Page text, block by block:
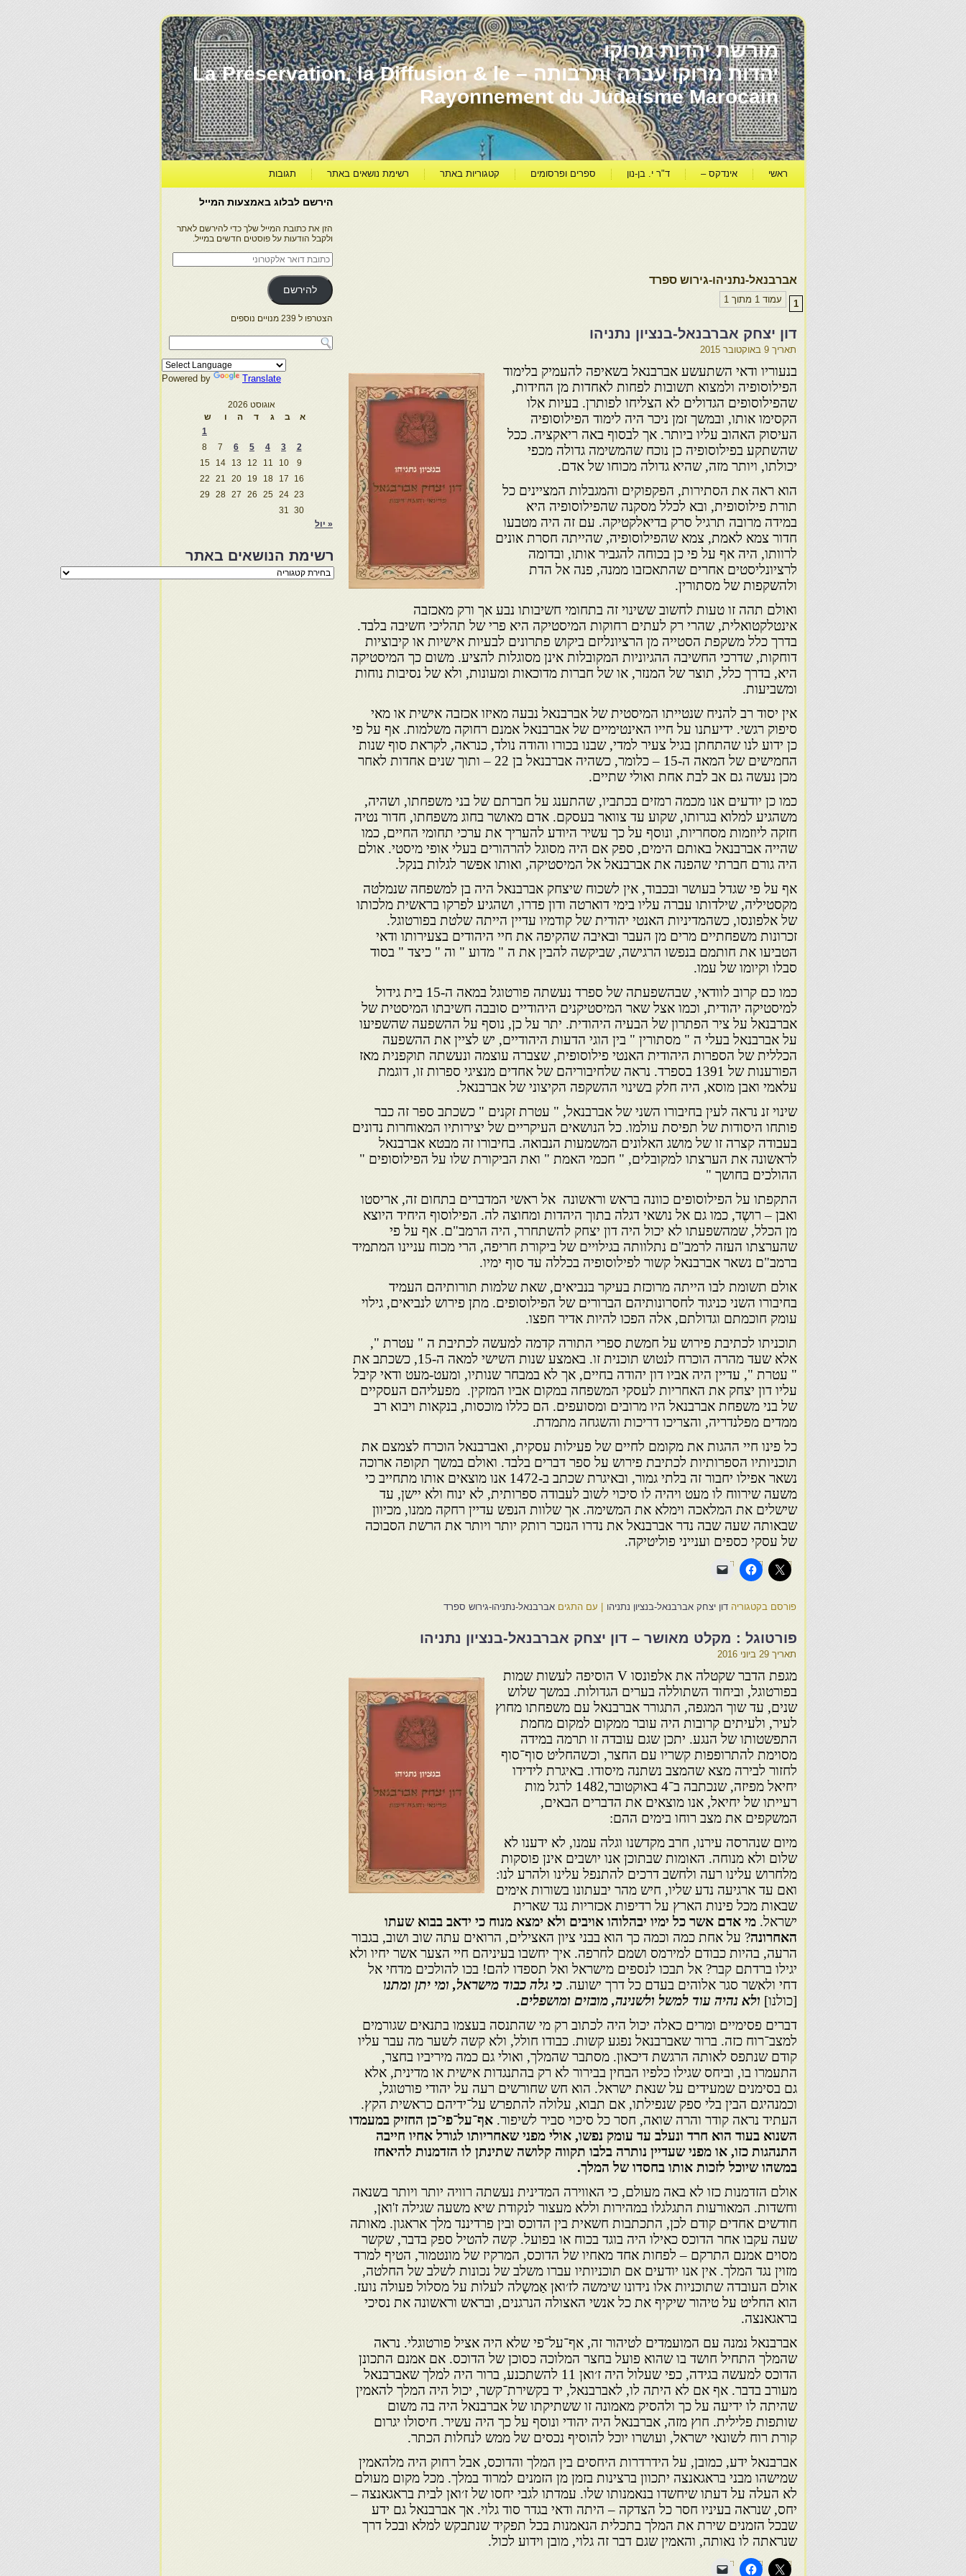
מורשת יהדות מרוקו
יהדות מרוקו עברה ותרבותה – La Préservation, la Diffusion & le
Rayonnement du Judaïsme Marocain
ראשי אינדקס – ד"ר י. בן-נון ספרים ופרסומים קטגוריות באתר רשימת נושאים באתר תגובות
אברבנאל-נתניהו-גירוש ספרד
עמוד 1 מתוך 1 1
דון יצחק אברבנאל-בנציון נתניהו
תאריך 9 באוקטובר 2015
בנעוריו ודאי השתעשע אברבנאל בשאיפה להעמיק בלימוד
הפילוסופיה ולמצוא תשובות לפחות לאחדות מן החידות,
שהפילוסופים הגדולים לא הצליחו לפותרן. בעיות אלו
הקסימו אותו, ובמשך זמן ניכר היה לימוד הפילוסופיה
העיסוק האהוב עליו ביותר. אך לבסוף באה ריאקציה. ככל
שהשתקע בפילוסופיה כן נוכח שהמשימה גדולה מכפי
יכולתו, ויותר מזה, שהיא גדולה מכוחו של אדם.
הוא ראה את הסתירות, הפקפוקים והמגבלות המציינים כל
תורת פילוסופית, ובא לכלל מסקנה שהפילוסופיה היא
במידה מרובה תרגיל סרק בדיאלקטיקה. עם זה היה מטבעו
חדור צמא לאמת, צמא שהפילוסופיה, שהייתה חסרת אונים
לרוותו, היה אף על פי כן בכוחה להגביר אותו, ובדומה
לרציונליסטים אחרים שהתאכזבו ממנה, פנה אל הדת
ולהשקפות של מסתורין.
ואולם תהה זו טעות לחשוב ששינוי זה בתחומי חשיבותו נבע אך ורק מאכזבה
אינטלקטואלית, שהרי רק לעתים רחוקות המיסטיקה היא פרי של תהליכי חשיבה בלבד.
בדרך כלל משקפת הסטייה מן הרציונליזם ביקוש פתרונים לבעיות אישיות או קיבוציות
דוחקות, שדרכי החשיבה ההגיוניות המקובלות אינן מסוגלות להציע. משום כך המיסטיקה
היא, בדרך כלל, תוצר של המנזר, או של חברות מדוכאות ומעונות, ולא של נסיבות נוחות
ומשביעות.
אין יסוד רב להניח שנטייתו המיסטית של אברבנאל נבעה מאיזו אכזבה אישית או מאי
סיפוק רגשי. ידיעתנו על חייו האינטימיים של אברבנאל אמנם רחוקה משלמות. אף על פי
כן ידוע לנו שהתחתן בגיל צעיר למדי, שבנו בכורו והודה נולד, כנראה, לקראת סוף שנות
החמישים של המאה ה-15 – כלומר, כשהיה אברבנאל בן 22 – ותוך שנים אחדות לאחר
מכן נעשה גם אב לבת אחת ואולי שתיים.
כמו כן יודעים אנו מכמה רמזים בכתביו, שהתענג על חברתם של בני משפחתו, ושהיה,
משהגיע למלוא בגרותו, שקוע עד צוואר בעסקם. אדם מאושר בחוג משפחתו, חדור נטיה
חזקה ליוזמות מסחריות, ונוסף על כך עשיר היודע להעריך את ערכי תחומי החיים, כמו
שהייה אברבנאל באותם הימים, ספק אם היה מסוגל להרהורים בעלי אופי מיסטי. אולם
היה גורם חברתי שהפנה את אברבנאל אל המיסטיקה, ואותו אפשר לגלות בנקל.
אף על פי שגדל בעושר ובכבוד, אין לשכוח שיצחק אברבנאל היה בן למשפחה שנמלטה
מקסטיליה, שילדותו עברה עליו בימי דוארטה ודון פדרו, ושהגיע לפרקו בראשית מלכותו
של אלפונסו, כשהמדיניות האנטי יהודית של קודמיו עדיין הייתה שלטת בפורטוגל.
זכרונות משפחתיים מרים מן העבר ובאיבה שהקיפה את חיי היהודים בצעירותו ודאי
הטביעו את חותמם בנפשו הרגישה, שביקשה להבין את ה " מדוע " וה " כיצד " בסוד
סבלו וקיומו של עמו.
כמו כם קרוב לוודאי, שבהשפעתה של ספרד נעשתה פורטוגל במאה ה-15 בית גידול
למיסטיקה יהודית, וכמו אצל שאר המיסטיקנים היהודיים סובבה חשיבתו המיסטית של
אברבנאל על ציר הפתרון של הבעיה היהודית. יתר על כן, נוסף על ההשפעה שהשפיעו
על אברבנאל בעלי ה " מסתורין " בין הוגי הדעות היהודיים, יש לציין את ההשפעה
הכללית של הספרות היהודית האנטי פילוסופית, שצברה עוצמה ונעשתה תוקפנית מאז
הפורענות של 1391 בספרד. נראה שלחיבוריהם של אחדים מנציגי ספרות זו, דוגמת
עלאמי ואבן מוסא, היה חלק בשינוי ההשקפה הקיצוני של אברבנאל.
שינוי זנ נראה לעין בחיבורו השני של אברבנאל, " עטרת זקנים " כשכתב ספר זה כבר
פותחו היסודות של תפיסת עולמו. כל הנושאים העיקריים של יצירותיו המאוחרות נדונים
בעבודה קצרה זו של מושג האלונים המשמעות הנבואה. בחיבורו זה מבטא אברבנאל
לראשונה את הערצתו למקובלים, " חכמי האמת " ואת הביקורת שלו על הפילוסופים "
ההולכים בחושך "
התקפתו על הפילוסופים כוונה בראש וראשונה אל ראשי המדברים בתחום זה, אריסטו
ואבן – רושֶד, כמו גם אל נושאי דגלה בתוך היהדות ומחוצה לה. הפילוסוף היחיד היוצא
מן הכלל, שמהשפעתו לא יכול היה דון יצחק להשתחרר, היה הרמב"ם. אף על פי
שהערצתו העזה לרמב"ם נתלוותה בגילויים של ביקורת חריפה, הרי מכוח עניינו המתמיד
ברמב"ם נשאר אברבנאל קשור לפילוסופיה בכללה עד סוף ימיו.
אולם תשומת לבו הייתה מרוכזת בעיקר בנביאים, שאת שלמות תורותיהם העמיד
בחיבורו השני כניגוד לחסרונותיהם הברורים של הפילוסופים. מתן פירוש לנביאים, גילוי
עומק חוכמתם וגדולתם, אלה הפכו להיות אדיר חפצו.
תוכניתו לכתיבת פירוש על חמשת ספרי התורה קדמה למעשה לכתיבת ה " עטרת ",
אלא שעד מהרה הוכרח לנטוש תוכנית זו. באמצע שנות השישי למאה ה-15, כשכתב את
" עטרת ", עדיין היה אביו דון יהודה בחיים, אך לא במבחר שנותיו, ומעט-מעט ודאי קיבל
עליו דון יצחק את האחריות לעסקי המשפחה במקום אביו המזקין. מפעליהם העסקיים
של בני משפחת אברבנאל היו מרובים ומסועפים. הם כללו מוכסות, בנקאות ויבוא רב
ממדים מפלנדריה, והצריכו דריכות והשגחה מתמדת.
כל פינו חיי ההגות את מקומם לחיים של פעילות עסקית, ואברבנאל הוכרח לצמצם את
תוכניותיו הספרותיות לכתיבת פירוש על ספר דברים בלבד. ואולם במשך תקופה ארוכה
נשאר אפילו יחבור זה בלתי גמור, ובאיגרת שכתב ב-1472 אנו מוצאים אותו מתחייב כי
משעה שירווח לו מעט ויהיה לו סיכוי לשוב לעבודה ספרותית, לא ינוח ולא יישן, עד
שישלים את המלאכה וימלא את המשימה. אך שלוות הנפש עדיין רחקה ממנו, מכיוון
שבאותה שעה שבה נדר אברבנאל את נדרו הנזכר רותק יותר ויותר את הרשת הסבוכה
של עסקי כספים וענייני פוליטיקה.
פורסם בקטגוריה דון יצחק אברבנאל-בנציון נתניהו עם התגים אברבנאל-נתניהו-גירוש ספרד
פורטוגל : מקלט מאושר – דון יצחק אברבנאל-בנציון נתניהו
תאריך 29 ביוני 2016
מגפת הדבר שקטלה את אלפונסו V הוסיפה לעשות שמות
בפורטוגל, וביחוד השתוללה בערים הגדולות. במשך שלוש
שנים, עד שוך המגפה, התגורר אברבנאל עם משפחתו מחוץ
לעיר, ולעיתים קרובות היה עובר ממקום למקום מחמת
התפשטותו של הנגע. יתכן שגם עובדה זו תרמה במידה
מסוימת להתרופפות קשריו עם החצר, וכשהחליט סוף־סוף
לחזור לבירה מצא שהמצב נשתנה מיסודו. באיגרת לידידו
יחיאל מפיזה, שנכתבה ב־4 באוקטובר,1482 לרגל מות
רעייתו של יחיאל, אנו מוצאים את הדברים הבאים,
המשקפים את מצב רוחו בימים ההם:
מיום שנהרסה עירנו, חרב מקדשנו וגלה עמנו, לא ידענו לא
שלום ולא מנוחה. האומות שבתוכן אנו יושבים אינן פוסקות
מלחרוש עלינו רעה ולחשב דרכים להתנפל עלינו ולהרע לנו:
ואם עד ארגיעה נדע שליו, חיש מהר יבעתונו בשורות אימים
שבאות מכל פינות הארץ על רדיפות אכזריות נגד שארית
ישראל. מי אדם אשר כל ימיו יבהלוהו אויבים ולא ימצא מנוח כי ידאב בבוא שעתו
האחרונה? על אחת כמה וכמה כך הוא בבני ציון האצילים, הרואים עתה שוב ושוב, בגבור
הרעה, בהיות כבודם למירמס ושמם לחרפה. איך יחשבו בעיניהם חיי הצער אשר יחיו ולא
יגילו ברדתם קבר? אל תבכו לנספים מישראל ואל תספדו להם! בכו להולכים מדחי אל
דחי ולאשר סגר אלוהים בעדם כל דרך ישועה. כי גלה כבוד מישראל, ומי יתן ומתנו
[כולנו] ולא נהיה עוד למשל ולשנינה, מובזים ומושפלים.
דברים פסימיים ומרים כאלה יכול היה לכתוב רק מי שהתנסה בעצמו בתנאים שגורמים
למצב־רוח כזה. ברור שאברבנאל נפגע קשות. כבודו חולל, ולא קשה לשער מה עבר עליו
קודם שנתפס לאותה הרגשת דיכאון. מסתבר שהמלך, ואולי גם כמה מיריביו בחצר,
התעמרו בו, וביחס שגילו כלפיו הבחין בבירור לא רק בהתנגדות אישית או מדינית, אלא
גם בסימנים שמעידים על שנאת ישראל. הוא חש שחורשים רעה על יהודי פורטוגל,
וכמנהיגם הבין בלי ספק שנפילתו, אם תבוא, עלולה להתפרש על־ידיהם כראשית הקץ.
העתיד נראה קודר והרה שואה, חסר כל סיכוי סביר לשיפור. אף־על־פי־כן החזיק במעמדו
השנוא בעוד הוא חרד ונעלב עד עומק נפשו, אולי מפני שאחריותו לגורל אחיו חייבה
התנהגות כזו, או מפני שעדיין נותרה בלבו תקווה קלושה שתינתן לו הזדמנות להיאחז
במשהו שיוכל לזכות אותו בחסדו של המלך.
אולם הזדמנות כזו לא באה מעולם, כי האווירה המדינית נעשתה רוויה יותר ויותר בשנאה
וחשדות. המאורעות התגלגלו במהירות וללא מעצור לנקודת שיא משעה שגילה ז'ואן,
חודשים אחדים קודם לכן, התכתבות חשאית בין הדוכס ובין פרדיננד מלך אראגון. מאותה
שעה עקבו אחר הדוכס כאילו היה בוגד בכוח או בפועל. קשה להטיל ספק בדבר, שקשר
מסוים אמנם התרקם – לפחות אחד מאחיו של הדוכס, המרקיז של מונטמור, הטיף למרד
מזוין נגד המלך. אין אנו יודעים אם תוכניותיו עברו משלב של נכונות לשלב של החלטה,
אולם העובדה שתוכניות אלו נידונו שימשה לז׳ואן אַמשָלה לעלות על מסלול פעולה נועז.
הוא החליט על טיהור שיקיף את כל אנשי האצולה הנרגנים, ובראש וראשונה את נסיכי
בראגאנצה.
אברבנאל נמנה עם המועמדים לטיהור זה, אף־על־פי שלא היה אציל פורטוגלי. נראה
שהמלך התחיל חושד בו שהוא פועל בחצר המלוכה כסוכן של הדוכס. אם אמנם התכונן
הדוכס למעשה בגידה, כפי שעלול היה ז׳ואן 11 להשתכנע, ברור היה למלך שאברבנאל
מעורב בדבר. אף אם לא היתה לו, לאברבנאל, יד בקשירת־קשר, יכול היה המלך להאמין
שהיתה לו ידיעה על כך ולהסיק מאמונה זו ששתיקתו של אברבנאל היה בה משום
שותפות פלילית. חוץ מזה, אברבנאל היה יהודי ונוסף על כך היה עשיר. חיסולו יגרום
קורת רוח לשונאי ישראל, ועושרו יוכל להוסיף נכסים של ממש לנחלות הכתר.
אברבנאל ידע, כמובן, על הידרדרות היחסים בין המלך והדוכס, אבל רחוק היה מלהאמין
שמישהו מבני בראגאנצה יתכוון ברצינות בזמן מן הזמנים למרוד במלך. מכל מקום מעולם
לא העלה על דעתו שיחשדו בנאמנותו שלו. עמדתו לגבי יחסו של ז׳ואן לבית בראגאנצה –
יחס, שנראה בעיניו חסר כל הצדקה – היתה ודאי בגדר סוד גלוי. אך אברבנאל גם ידע
שבכל הזמנים שירת את המלך בתכלית הנאמנות בכל תפקיד שנתבקש למלא ובכל דרך
שנראתה לו נאותה, והאמין שגם דבר זה גלוי, מובן וידוע לכול.
הירשם לבלוג באמצעות המייל
הזן את כתובת המייל שלך כדי להירשם לאתר
ולקבל הודעות על פוסטים חדשים במייל.
כתובת
דואר
אלקטרוני
להירשם
הצטרפו ל 239 מנויים נוספים
Powered by Translate
אוגוסט 2026
א
ב ג ד ה ו
ש
1
2
3
4
5
6
7
8
9
10
11
12
13
14
15
16
17
18
19
20
21
22
23
24
25
26
27
28
29
30
31
« יול
רשימת הנושאים באתר
רשימת
הנושאים